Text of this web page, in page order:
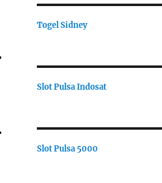
Togel Sidney
Slot Pulsa Indosat
Slot Pulsa 5000